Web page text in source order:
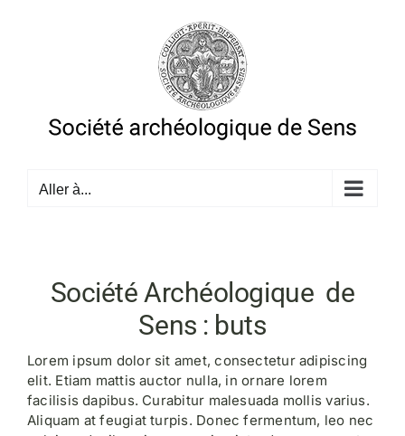
Aller à...
Société Archéologique de
Sens : buts
Lorem ipsum dolor sit amet, consectetur adipiscing
elit. Etiam mattis auctor nulla, in ornare lorem
facilisis dapibus. Curabitur malesuada mollis varius.
Aliquam at feugiat turpis. Donec fermentum, leo nec